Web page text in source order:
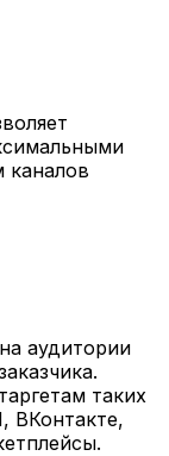
каналов
аудитории
таких
ВКонтакте,